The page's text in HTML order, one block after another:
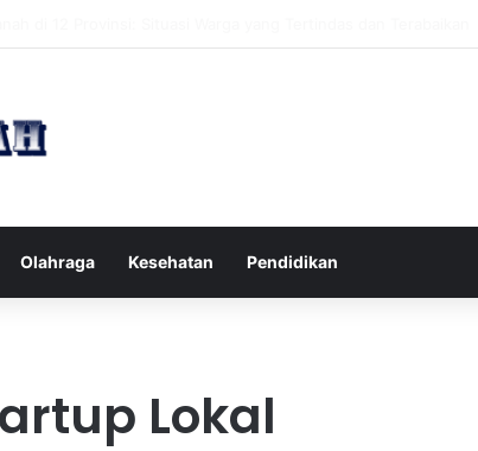
Olahraga Kesehatan Pendidikan
Lokal